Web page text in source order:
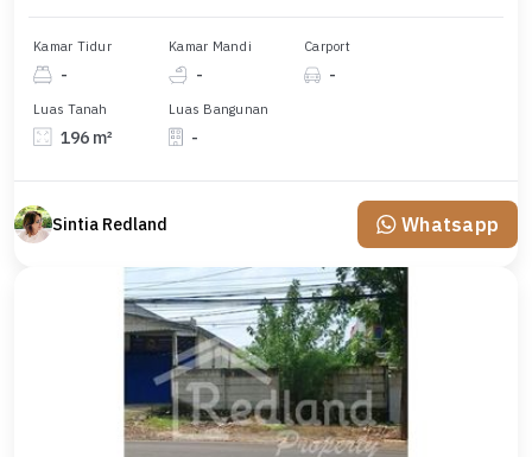
Kamar Tidur
-
Kamar Mandi
-
Carport
-
Luas Tanah
196 m²
Luas Bangunan
-
Sintia Redland Whatsapp